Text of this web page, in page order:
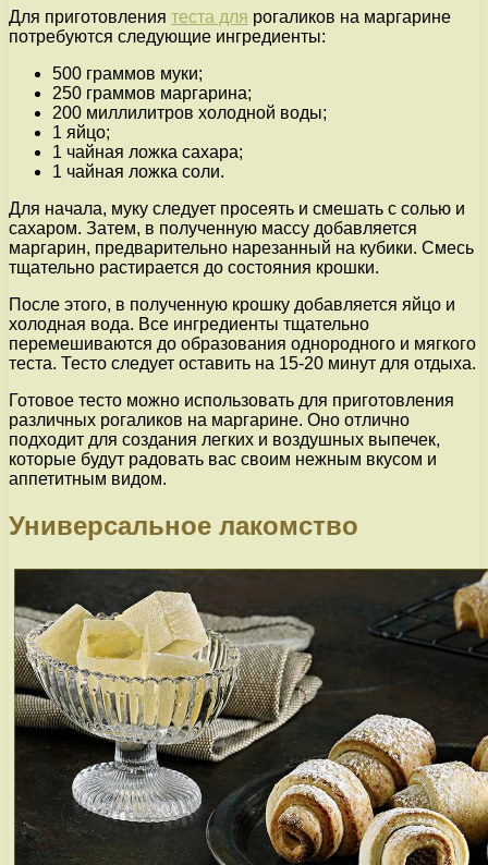
Для приготовления теста для рогаликов на маргарине
потребуются следующие ингредиенты:
500 граммов муки;
250 граммов маргарина;
200 миллилитров холодной воды;
1 яйцо;
1 чайная ложка сахара;
1 чайная ложка соли.
Для начала, муку следует просеять и смешать с солью и
сахаром. Затем, в полученную массу добавляется
маргарин, предварительно нарезанный на кубики. Смесь
тщательно растирается до состояния крошки.
После этого, в полученную крошку добавляется яйцо и
холодная вода. Все ингредиенты тщательно
перемешиваются до образования однородного и мягкого
теста. Тесто следует оставить на 15-20 минут для отдыха.
Готовое тесто можно использовать для приготовления
различных рогаликов на маргарине. Оно отлично
подходит для создания легких и воздушных выпечек,
которые будут радовать вас своим нежным вкусом и
аппетитным видом.
Универсальное лакомство